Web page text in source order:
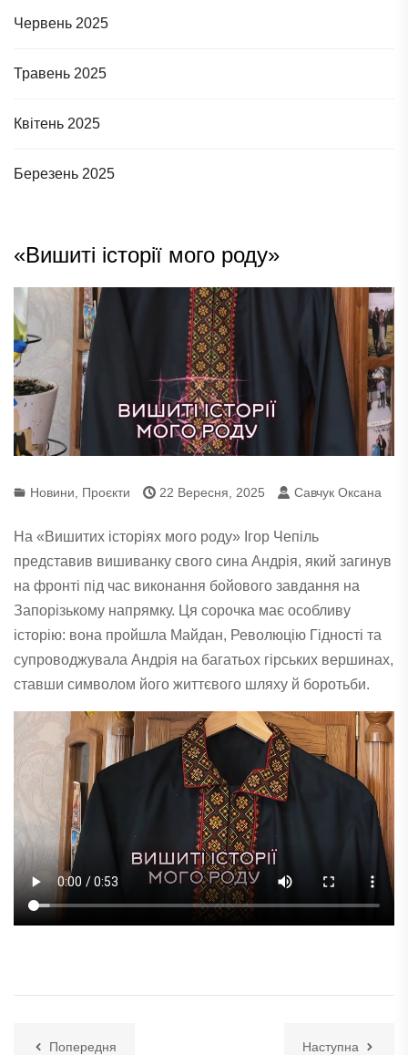
Червень 2025
Травень 2025
Квітень 2025
Березень 2025
«Вишиті історії мого роду»
Новини Проєкти 22 Вересня, 2025 Савчук Оксана
На «Вишитих історіях мого роду» Ігор Чепіль
представив вишиванку свого сина Андрія, який загинув
на фронті під час виконання бойового завдання на
Запорізькому напрямку. Ця сорочка має особливу
історію: вона пройшла Майдан, Революцію Гідності та
супроводжувала Андрія на багатьох гірських вершинах,
ставши символом його життєвого шляху й боротьби.
Попередня Наступна